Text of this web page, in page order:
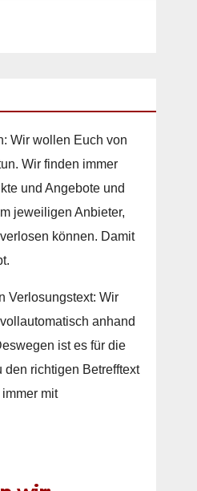
Wir wollen Euch von
Wir finden immer
und Angebote und
jeweiligen Anbieter,
können. Damit
Verlosungstext: Wir
anhand
ist es für die
den richtigen Betrefftext
mit